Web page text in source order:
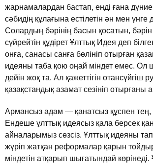
жарнамалардан бастап, ендi ғана
сәбидiң құлағына естiлетiн ән мен үнге
Солардың бәрiнiң басын қосатын, бәрiн
сүйрейтiн құдiрет Ұлттық Идея деп
онға, санасы санға бөлiнiп отырған
идеяны таба қою оңай мiндет емес. Ол
дейiн жоқ та. Ал қажеттiгiн отансүйгiш
қазақстандық азамат сезiнiп отырғаны
Армансыз адам — қанатсыз құспен
Ендеше ұлттық идеясыз қала берсек
айналарымыз сөзсiз. Ұлттық идеяны
жүрiп жатқан реформалар қарын
мiндетiн атқарып шығатындай көрiнедi.